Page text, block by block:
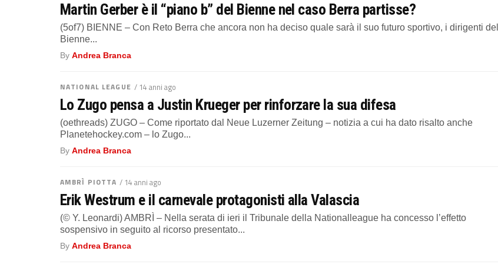
Martin Gerber è il “piano b” del Bienne nel caso Berra partisse?
(5of7) BIENNE – Con Reto Berra che ancora non ha deciso quale sarà il suo futuro sportivo, i dirigenti del
Bienne...
By Andrea Branca
NATIONAL LEAGUE / 14 anni ago
Lo Zugo pensa a Justin Krueger per rinforzare la sua difesa
(oethreads) ZUGO – Come riportato dal Neue Luzerner Zeitung – notizia a cui ha dato risalto anche
Planetehockey.com – lo Zugo...
By Andrea Branca
AMBRÌ PIOTTA / 14 anni ago
Erik Westrum e il carnevale protagonisti alla Valascia
(© Y. Leonardi) AMBRÌ – Nella serata di ieri il Tribunale della Nationalleague ha concesso l’effetto
sospensivo in seguito al ricorso presentato...
By Andrea Branca